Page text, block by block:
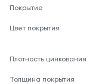
Покрытие
Цвет покрытия
Плотность цинкования
Толщина покрытия